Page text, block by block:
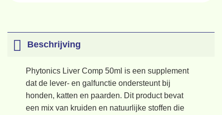
Beschrijving
Phytonics Liver Comp 50ml is een supplement
dat de lever- en galfunctie ondersteunt bij
honden, katten en paarden. Dit product bevat
een mix van kruiden en natuurlijke stoffen die